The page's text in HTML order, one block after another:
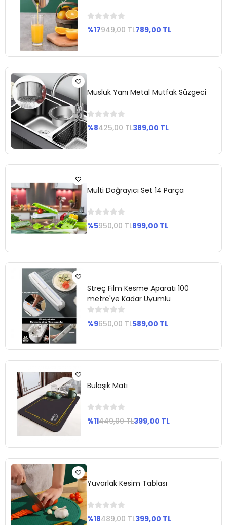
Ekle
%17949,00 TL789,00 TL
Musluk Yanı Metal Mutfak Süzgeci
%8425,00 TL389,00 TL
Ekle
Multi Doğrayıcı Set 14 Parça
%5950,00 TL899,00 TL
Streç Film Kesme Aparatı 100
metre'ye Kadar Uyumlu
%9650,00 TL589,00 TL
Ekle
Bulaşık Matı
%11449,00 TL399,00 TL
Yuvarlak Kesim Tablası
%18489,00 TL399,00 TL